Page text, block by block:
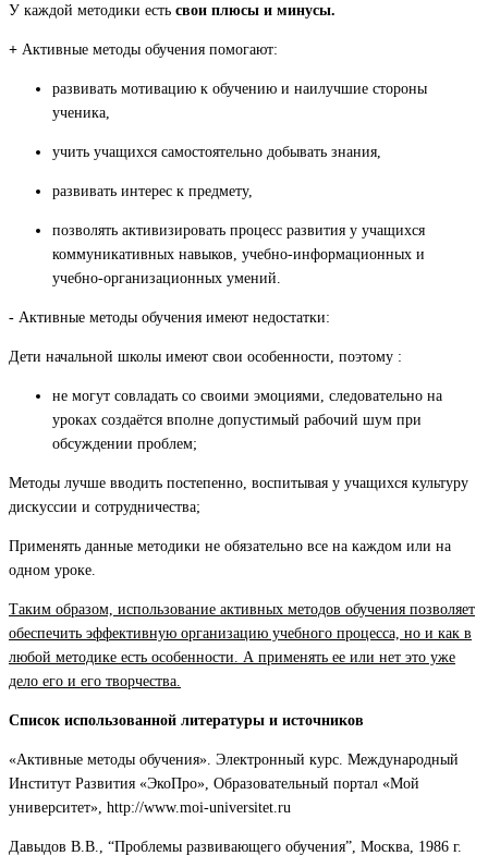
У каждой методики есть свои плюсы и минусы.
+ Активные методы обучения помогают:
развивать мотивацию к обучению и наилучшие стороны
ученика,
учить учащихся самостоятельно добывать знания,
развивать интерес к предмету,
позволять активизировать процесс развития у учащихся
коммуникативных навыков, учебно-информационных и
учебно-организационных умений.
- Активные методы обучения имеют недостатки:
Дети начальной школы имеют свои особенности, поэтому :
не могут совладать со своими эмоциями, следовательно на
уроках создаётся вполне допустимый рабочий шум при
обсуждении проблем;
Методы лучше вводить постепенно, воспитывая у учащихся культуру
дискуссии и сотрудничества;
Применять данные методики не обязательно все на каждом или на
одном уроке.
Таким образом, использование активных методов обучения позволяет
обеспечить эффективную организацию учебного процесса, но и как в
любой методике есть особенности. А применять ее или нет это уже
дело его и его творчества.
Список использованной литературы и источников
«Активные методы обучения». Электронный курс. Международный
Институт Развития «ЭкоПро», Образовательный портал «Мой
университет», http://www.moi-universitet.ru
Давыдов В.В., “Проблемы развивающего обучения”, Москва, 1986 г.